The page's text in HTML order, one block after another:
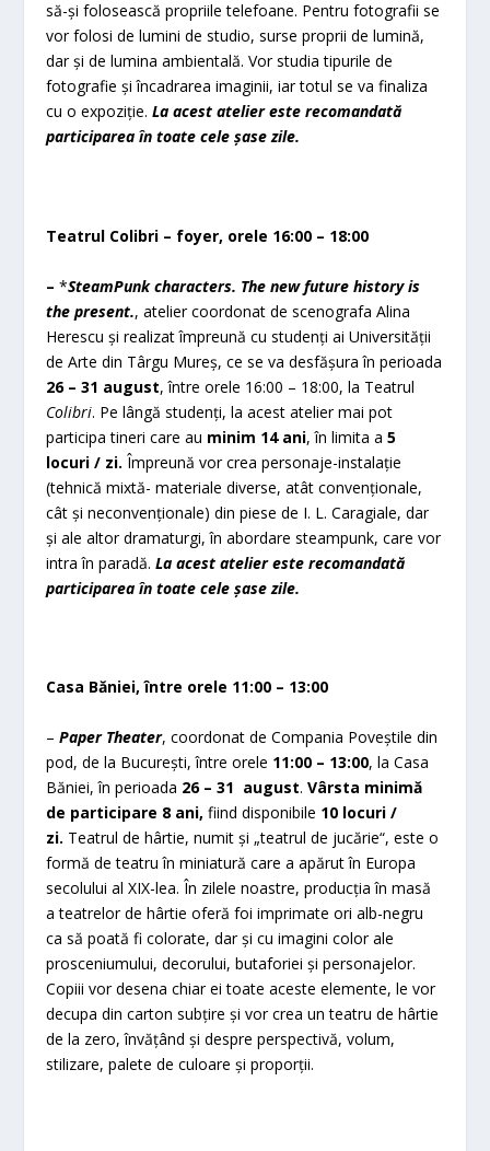
să-și folosească propriile telefoane. Pentru fotografii se
vor folosi de lumini de studio, surse proprii de lumină,
dar și de lumina ambientală. Vor studia tipurile de
fotografie și încadrarea imaginii, iar totul se va finaliza
cu o expoziție.La acest atelier este recomandată
participarea în toate cele șase zile.
Teatrul Colibri – foyer, orele 16:00 – 18:00
–*SteamPunk characters. The new future history is
the present., atelier coordonat de scenografa Alina
Herescu și realizat împreună cu studenți ai Universității
de Arte din Târgu Mureș, ce se va desfășura în perioada
26 – 31 august, între orele 16:00 – 18:00, la Teatrul
Colibri. Pe lângă studenți, la acest atelier mai pot
participa tineri care au minim 14 ani, în limita a5
locuri / zi. Împreună vor crea personaje-instalație
(tehnică mixtă- materiale diverse, atât convenționale,
cât și neconvenționale) din piese de I. L. Caragiale, dar
și ale altor dramaturgi, în abordare steampunk, care vor
intra în paradă.La acest atelier este recomandată
participarea în toate cele șase zile.
Casa Băniei, între orele 11:00 – 13:00
–Paper Theater, coordonat de Compania Poveștile din
pod, de la București, între orele 11:00 – 13:00, la Casa
Băniei, în perioada 26 – 31 august.Vârsta minimă
de participare 8 ani,fiind disponibile 10 locuri /
zi. Teatrul de hârtie, numit și „teatrul de jucărie“, este o
formă de teatru în miniatură care a apărut în Europa
secolului al XIX-lea. În zilele noastre, producția în masă
a teatrelor de hârtie oferă foi imprimate ori alb-negru
ca să poată fi colorate, dar și cu imagini color ale
prosceniumului, decorului, butaforiei și personajelor.
Copiii vor desena chiar ei toate aceste elemente, le vor
decupa din carton subțire și vor crea un teatru de hârtie
de la zero, învățând și despre perspectivă, volum,
stilizare, palete de culoare și proporții.